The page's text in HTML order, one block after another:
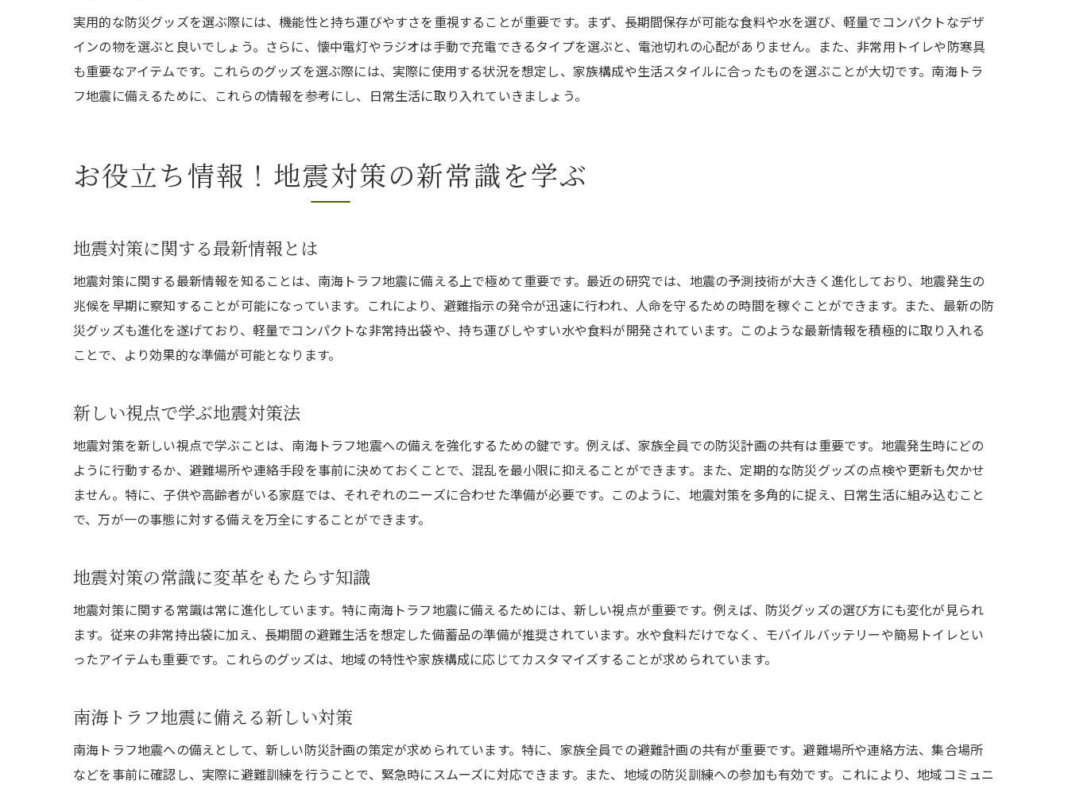
防災グッズ管理の基本ステップを解説
防災グッズの効果を高める管理法
南海トラフ地震対策！防災グッズの重要性
南海トラフ地震に備える防災グッズの役割
地震対策における防災グッズの重要な役割
南海トラフ地震対策で述べる防災グッズ
地震に備えた防災計画の立て方を解説
効果的な防災計画の立案方法
地震対策に向けた計画作りのコツ
地震対策の計画を成功に導く方法
実用的な防災グッズを選ぶ際には、機能性と持ち運びやすさを重視することが重要です。まず、長期間保存が可能な食料や水を選び、軽量でコンパクトなデザ
インの物を選ぶと良いでしょう。さらに、懐中電灯やラジオは手動で充電できるタイプを選ぶと、電池切れの心配がありません。また、非常用トイレや防寒具
も重要なアイテムです。これらのグッズを選ぶ際には、実際に使用する状況を想定し、家族構成や生活スタイルに合ったものを選ぶことが大切です。南海トラ
フ地震に備えるために、これらの情報を参考にし、日常生活に取り入れていきましょう。
お役立ち情報！地震対策の新常識を学ぶ
地震対策に関する最新情報とは
地震対策に関する最新情報を知ることは、南海トラフ地震に備える上で極めて重要です。最近の研究では、地震の予測技術が大きく進化しており、地震発生の
兆候を早期に察知することが可能になっています。これにより、避難指示の発令が迅速に行われ、人命を守るための時間を稼ぐことができます。また、最新の防
災グッズも進化を遂げており、軽量でコンパクトな非常持出袋や、持ち運びしやすい水や食料が開発されています。このような最新情報を積極的に取り入れる
ことで、より効果的な準備が可能となります。
新しい視点で学ぶ地震対策法
地震対策を新しい視点で学ぶことは、南海トラフ地震への備えを強化するための鍵です。例えば、家族全員での防災計画の共有は重要です。地震発生時にどの
ように行動するか、避難場所や連絡手段を事前に決めておくことで、混乱を最小限に抑えることができます。また、定期的な防災グッズの点検や更新も欠かせ
ません。特に、子供や高齢者がいる家庭では、それぞれのニーズに合わせた準備が必要です。このように、地震対策を多角的に捉え、日常生活に組み込むこと
で、万が一の事態に対する備えを万全にすることができます。
地震対策の常識に変革をもたらす知識
地震対策に関する常識は常に進化しています。特に南海トラフ地震に備えるためには、新しい視点が重要です。例えば、防災グッズの選び方にも変化が見られ
ます。従来の非常持出袋に加え、長期間の避難生活を想定した備蓄品の準備が推奨されています。水や食料だけでなく、モバイルバッテリーや簡易トイレとい
ったアイテムも重要です。これらのグッズは、地域の特性や家族構成に応じてカスタマイズすることが求められています。
南海トラフ地震に備える新しい対策
南海トラフ地震への備えとして、新しい防災計画の策定が求められています。特に、家族全員での避難計画の共有が重要です。避難場所や連絡方法、集合場所
などを事前に確認し、実際に避難訓練を行うことで、緊急時にスムーズに対応できます。また、地域の防災訓練への参加も有効です。これにより、地域コミュニ